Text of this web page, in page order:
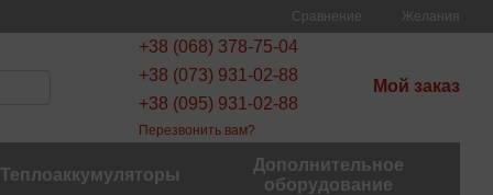
Сравнение Желания
+38 (068) 378-75-04
+38 (073) 931-02-88
+38 (095) 931-02-88
Перезвонить вам?
Мой заказ
Теплоаккумуляторы
Дополнительное
оборудование